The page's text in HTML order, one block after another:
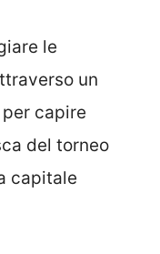
le
un
capire
del torneo
capitale